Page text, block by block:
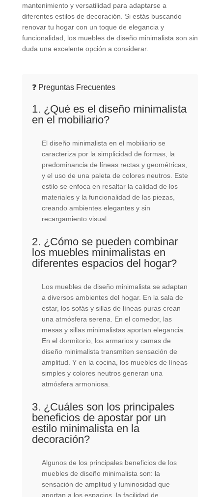
mantenimiento y versatilidad para adaptarse a
diferentes estilos de decoración. Si estás buscando
renovar tu hogar con un toque de elegancia y
funcionalidad, los muebles de diseño minimalista son sin
duda una excelente opción a considerar.
❓ Preguntas Frecuentes
1. ¿Qué es el diseño minimalista
en el mobiliario?
El diseño minimalista en el mobiliario se
caracteriza por la simplicidad de formas, la
predominancia de líneas rectas y geométricas,
y el uso de una paleta de colores neutros. Este
estilo se enfoca en resaltar la calidad de los
materiales y la funcionalidad de las piezas,
creando ambientes elegantes y sin
recargamiento visual.
2. ¿Cómo se pueden combinar
los muebles minimalistas en
diferentes espacios del hogar?
Los muebles de diseño minimalista se adaptan
a diversos ambientes del hogar. En la sala de
estar, los sofás y sillas de líneas puras crean
una atmósfera serena. En el comedor, las
mesas y sillas minimalistas aportan elegancia.
En el dormitorio, los armarios y camas de
diseño minimalista transmiten sensación de
amplitud. Y en la cocina, los muebles de líneas
simples y colores neutros generan una
atmósfera armoniosa.
3. ¿Cuáles son los principales
beneficios de apostar por un
estilo minimalista en la
decoración?
Algunos de los principales beneficios de los
muebles de diseño minimalista son: la
sensación de amplitud y luminosidad que
aportan a los espacios, la facilidad de